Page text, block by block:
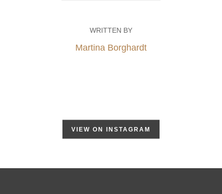
WRITTEN BY
Martina Borghardt
VIEW ON INSTAGRAM